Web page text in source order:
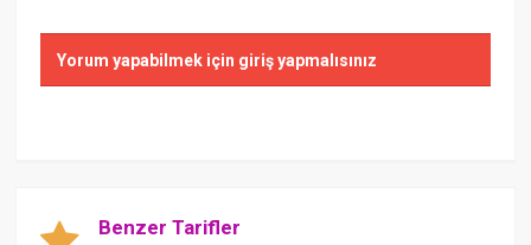
Yorum yapabilmek için giriş yapmalısınız
Benzer Tarifler